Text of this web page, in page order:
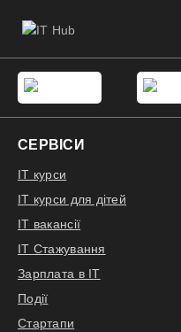
СЕРВІСИ
IT курси
IT курси для дітей
IT вакансії
IT Стажування
Зарплата в IT
Події
Стартапи